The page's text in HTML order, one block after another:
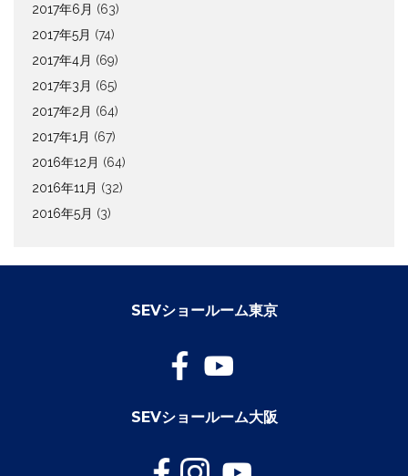
2017年6月 (63)
2017年5月 (74)
2017年4月 (69)
2017年3月 (65)
2017年2月 (64)
2017年1月 (67)
2016年12月 (64)
2016年11月 (32)
2016年5月 (3)
SEVショールーム東京
SEVショールーム大阪